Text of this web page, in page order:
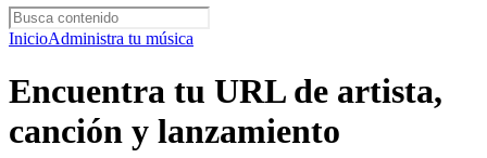
InicioAdministra tu música
Encuentra tu URL de artista,
canción y lanzamiento